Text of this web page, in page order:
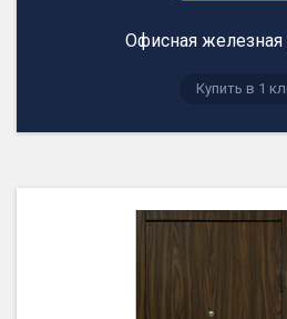
Офисная